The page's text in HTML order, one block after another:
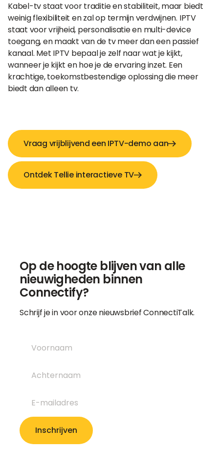
Kabel-tv staat voor traditie en stabiliteit, maar biedt
weinig flexibiliteit en zal op termijn verdwijnen. IPTV
staat voor vrijheid, personalisatie en multi-device
toegang, en maakt van de tv meer dan een passief
kanaal. Met IPTV bepaal je zelf naar wat je kijkt,
wanneer je kijkt en hoe je de ervaring inzet. Een
krachtige, toekomstbestendige oplossing die meer
biedt dan alleen tv.
Vraag vrijblijvend een IPTV-demo aan
Ontdek Tellie interactieve TV
Op de hoogte blijven van alle
nieuwigheden binnen
Connectify?
Schrijf je in voor onze nieuwsbrief ConnectiTalk.